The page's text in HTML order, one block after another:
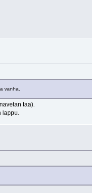
vanha.
taa).
lappu.